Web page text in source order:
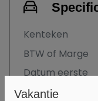
Kenteken
BTW of Marge
Datum eerste
toelating
Vakantie